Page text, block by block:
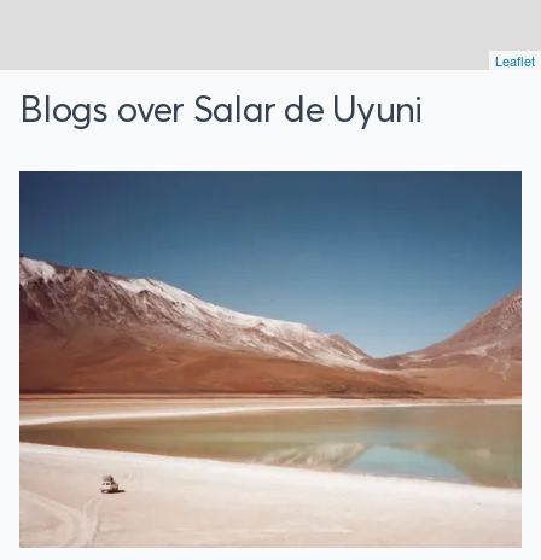
Leaflet
Blogs over Salar de Uyuni